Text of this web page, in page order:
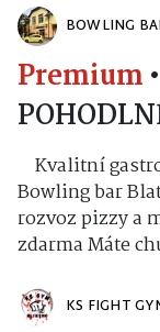
BOWLING
Premium •
Kvalitní
Bowling bar
rozvoz pizzy a
zdarma Máte
KS FIGHT